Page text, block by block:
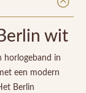
wit
horlogeband in
een modern
Berlin